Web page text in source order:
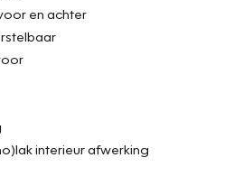
en achter
interieur afwerking